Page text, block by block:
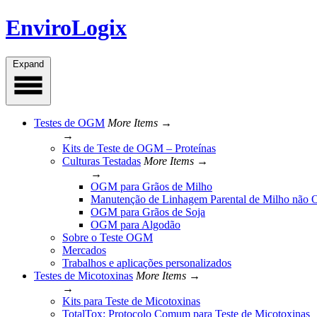
Skip
to
EnviroLogix
Expand
Testes de OGM More Items →
→
Kits de Teste de OGM – Proteínas
Culturas Testadas More Items →
→
OGM para Grãos de Milho
Manutenção de Linhagem Parental de Milho não
OGM para Grãos de Soja
OGM para Algodão
Sobre o Teste OGM
Mercados
Trabalhos e aplicações personalizados
Testes de Micotoxinas More Items →
→
Kits para Teste de Micotoxinas
TotalTox: Protocolo Comum para Teste de Micotoxinas